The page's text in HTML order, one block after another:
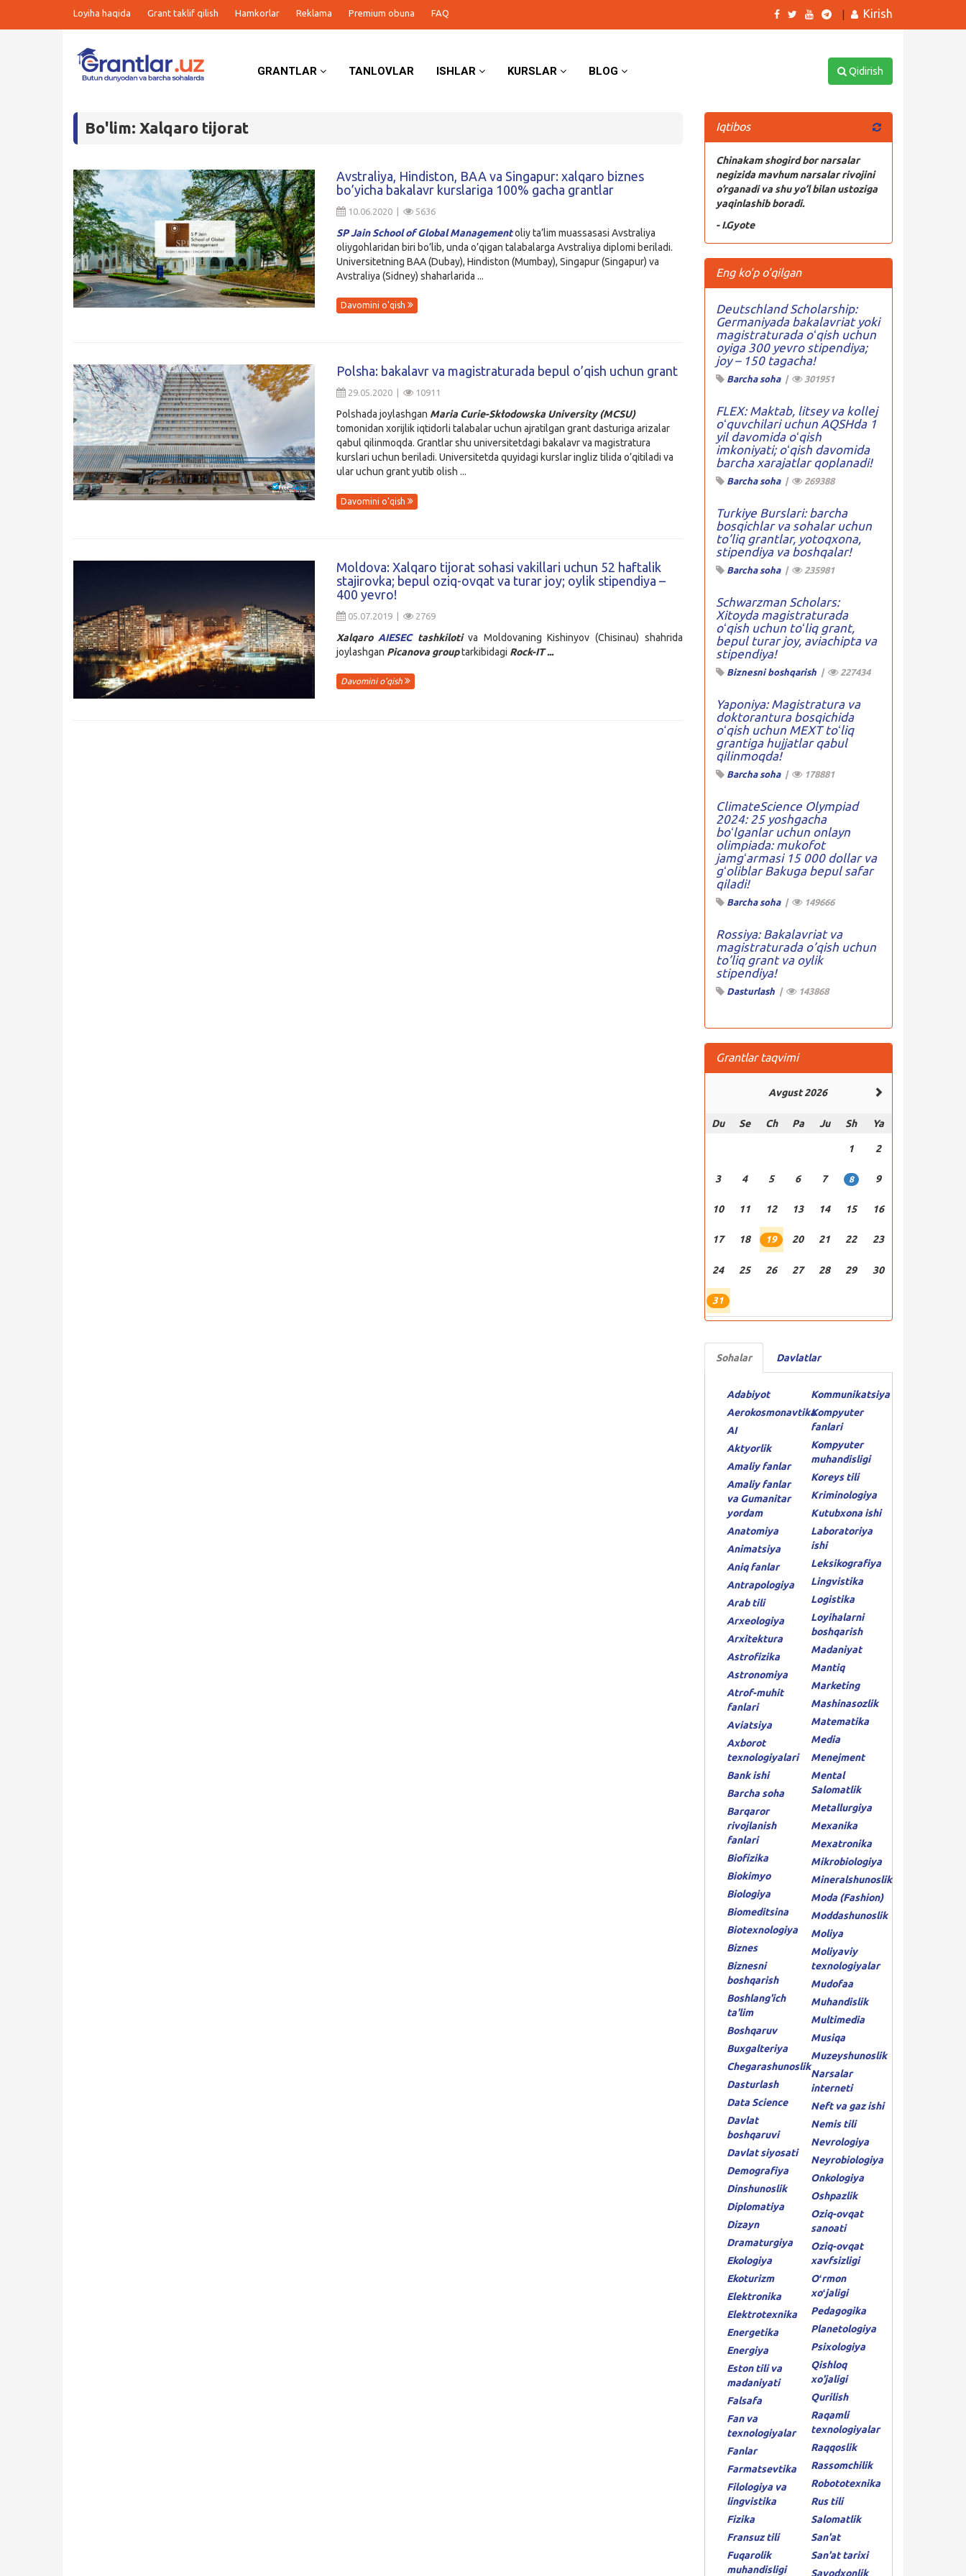
Loyiha haqida Grant taklif qilish Hamkorlar Reklama Premium obuna FAQ Kirish
GRANTLAR TANLOVLAR ISHLAR KURSLAR BLOG Qidirish
Bo'lim: Xalqaro tijorat
Avstraliya, Hindiston, BAA va Singapur: xalqaro biznes
bo’yicha bakalavr kurslariga 100% gacha grantlar
10.06.2020 | 5636
SP Jain School of Global Managementoliy ta’lim muassasasi Avstraliya
oliygohlaridan biri bo’lib, unda o’qigan talabalarga Avstraliya diplomi beriladi.
Universitetning BAA (Dubay), Hindiston (Mumbay), Singapur (Singapur) va
Avstraliya (Sidney) shaharlarida ...
Davomini o'qish
Polsha: bakalavr va magistraturada bepul o’qish uchun grant
29.05.2020 | 10911
Polshada joylashgan Maria Curie-Skłodowska University (MCSU)
tomonidan xorijlik iqtidorli talabalar uchun ajratilgan grant dasturiga arizalar
qabul qilinmoqda. Grantlar shu universitetdagi bakalavr va magistratura
kurslari uchun beriladi. Universitetda quyidagi kurslar ingliz tilida o’qitiladi va
ular uchun grant yutib olish ...
Davomini o'qish
Moldova: Xalqaro tijorat sohasi vakillari uchun 52 haftalik
stajirovka; bepul oziq-ovqat va turar joy; oylik stipendiya –
400 yevro!
05.07.2019 | 2769
Xalqaro AIESECtashkilotiva Moldovaning Kishinyov (Chisinau) shahrida
joylashgan Picanova grouptarkibidagi Rock-IT ...
Davomini o'qish
Iqtibos
Chinakam shogird bor narsalar
negizida mavhum narsalar rivojini
o’rganadi va shu yo’l bilan ustoziga
yaqinlashib boradi.
- I.Gyote
Eng ko'p o'qilgan
Deutschland Scholarship:
Germaniyada bakalavriat yoki
magistraturada oʻqish uchun
oyiga 300 yevro stipendiya;
joy – 150 tagacha!
Barcha soha| 301951
FLEX: Maktab, litsey va kollej
oʻquvchilari uchun AQSHda 1
yil davomida oʻqish
imkoniyati; oʻqish davomida
barcha xarajatlar qoplanadi!
Barcha soha| 269388
Turkiye Burslari: barcha
bosqichlar va sohalar uchun
to’liq grantlar, yotoqxona,
stipendiya va boshqalar!
Barcha soha| 235981
Schwarzman Scholars:
Xitoyda magistraturada
oʻqish uchun toʻliq grant,
bepul turar joy, aviachipta va
stipendiya!
Biznesni boshqarish| 227434
Yaponiya: Magistratura va
doktorantura bosqichida
oʻqish uchun MEXT toʻliq
grantiga hujjatlar qabul
qilinmoqda!
Barcha soha| 178881
ClimateScience Olympiad
2024: 25 yoshgacha
boʻlganlar uchun onlayn
olimpiada: mukofot
jamgʻarmasi 15 000 dollar va
gʻoliblar Bakuga bepul safar
qiladi!
Barcha soha| 149666
Rossiya: Bakalavriat va
magistraturada o’qish uchun
to’liq grant va oylik
stipendiya!
Dasturlash| 143868
Grantlar taqvimi
Avgust 2026
Du Se Ch Pa Ju Sh Ya
1 2
3 4 5 6 7 8 9
10 11 12 13 14 15 16
17 18 19 20 21 22 23
24 25 26 27 28 29 30
31
Sohalar Davlatlar
Adabiyot
Aerokosmonavtika
AI
Aktyorlik
Amaliy fanlar
Amaliy fanlar
va Gumanitar
yordam
Anatomiya
Animatsiya
Aniq fanlar
Antrapologiya
Arab tili
Arxeologiya
Arxitektura
Astrofizika
Astronomiya
Atrof-muhit
fanlari
Aviatsiya
Axborot
texnologiyalari
Bank ishi
Barcha soha
Barqaror
rivojlanish
fanlari
Biofizika
Biokimyo
Biologiya
Biomeditsina
Biotexnologiya
Biznes
Biznesni
boshqarish
Boshlang'ich
ta'lim
Boshqaruv
Buxgalteriya
Chegarashunoslik
Dasturlash
Data Science
Davlat
boshqaruvi
Davlat siyosati
Demografiya
Dinshunoslik
Diplomatiya
Dizayn
Dramaturgiya
Ekologiya
Ekoturizm
Elektronika
Elektrotexnika
Energetika
Energiya
Eston tili va
madaniyati
Falsafa
Fan va
texnologiyalar
Fanlar
Farmatsevtika
Filologiya va
lingvistika
Fizika
Fransuz tili
Fuqarolik
muhandisligi
Kommunikatsiya
Kompyuter
fanlari
Kompyuter
muhandisligi
Koreys tili
Kriminologiya
Kutubxona ishi
Laboratoriya
ishi
Leksikografiya
Lingvistika
Logistika
Loyihalarni
boshqarish
Madaniyat
Mantiq
Marketing
Mashinasozlik
Matematika
Media
Menejment
Mental
Salomatlik
Metallurgiya
Mexanika
Mexatronika
Mikrobiologiya
Mineralshunoslik
Moda (Fashion)
Moddashunoslik
Moliya
Moliyaviy
texnologiyalar
Mudofaa
Muhandislik
Multimedia
Musiqa
Muzeyshunoslik
Narsalar
interneti
Neft va gaz ishi
Nemis tili
Nevrologiya
Neyrobiologiya
Onkologiya
Oshpazlik
Oziq-ovqat
sanoati
Oziq-ovqat
xavfsizligi
Oʻrmon
xoʻjaligi
Pedagogika
Planetologiya
Psixologiya
Qishloq
xo'jaligi
Qurilish
Raqamli
texnologiyalar
Raqqoslik
Rassomchilik
Robototexnika
Rus tili
Salomatlik
San'at
San'at tarixi
Savodxonlik